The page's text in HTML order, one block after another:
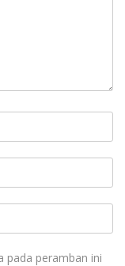
pada peramban ini